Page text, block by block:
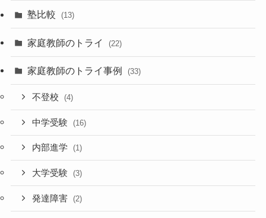
塾比較 (13)
家庭教師のトライ (22)
家庭教師のトライ事例 (33)
不登校 (4)
中学受験 (16)
内部進学 (1)
大学受験 (3)
発達障害 (2)